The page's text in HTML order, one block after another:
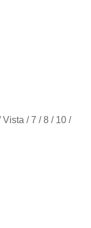
/ 7 / 8 / 10 /